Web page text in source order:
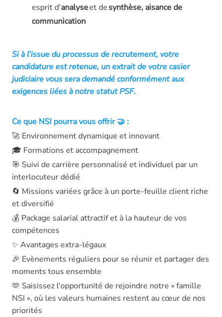
esprit d'analyseet desynthèse, aisance de
communication
Si à l’issue du processus de recrutement, votre
candidature est retenue, un extrait de votre casier
judiciaire vous sera demandé conformément aux
exigences liées à notre statut PSF.
Ce que NSI pourra vous offrir 🤝 :
🚀 Environnement dynamique et innovant
🎓 Formations et accompagnement
🎯 Suivi de carrière personnalisé et individuel par un
interlocuteur dédié
🔄 Missions variées grâce à un porte-feuille client riche
et diversifié
💰 Package salarial attractif et à la hauteur de vos
compétences
✨ Avantages extra-légaux
🎉 Evènements réguliers pour se réunir et partager des
moments tous ensemble
🫶 Saisissez l'opportunité de rejoindre notre « famille
NSI », où les valeurs humaines restent au cœur de nos
priorités